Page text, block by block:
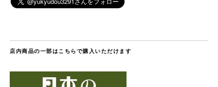
店内商品の一部はこちらで購入いただけます